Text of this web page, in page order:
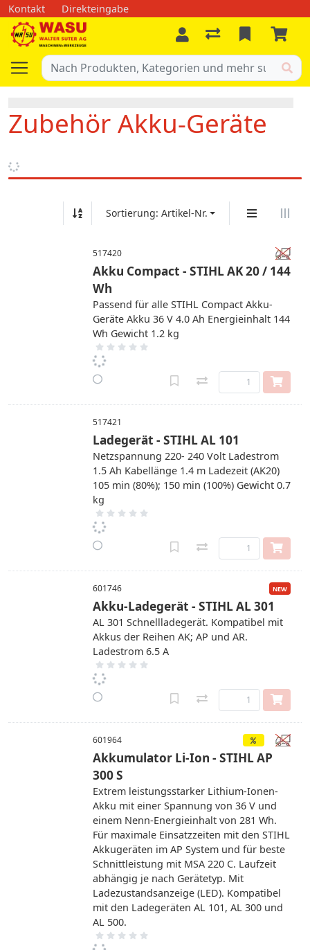
Kontakt Direkteingabe
Zubehör Akku-Geräte
Sortierung: Artikel-Nr.
517420
Akku Compact - STIHL AK 20 / 144
Wh
Passend für alle STIHL Compact Akku-
Geräte Akku 36 V 4.0 Ah Energieinhalt 144
Wh Gewicht 1.2 kg
517421
Ladegerät - STIHL AL 101
Netzspannung 220- 240 Volt Ladestrom
1.5 Ah Kabellänge 1.4 m Ladezeit (AK20)
105 min (80%); 150 min (100%) Gewicht 0.7
kg
601746
Akku-Ladegerät - STIHL AL 301
AL 301 Schnellladegerät. Kompatibel mit
Akkus der Reihen AK; AP und AR.
Ladestrom 6.5 A
601964
Akkumulator Li-Ion - STIHL AP
300 S
Extrem leistungsstarker Lithium-Ionen-
Akku mit einer Spannung von 36 V und
einem Nenn-Energieinhalt von 281 Wh.
Für maximale Einsatzzeiten mit den STIHL
Akkugeräten im AP System und für beste
Schnittleistung mit MSA 220 C. Laufzeit
abhängig je nach Gerätetyp. Mit
Ladezustandsanzeige (LED). Kompatibel
mit den Ladegeräten AL 101, AL 300 und
AL 500.